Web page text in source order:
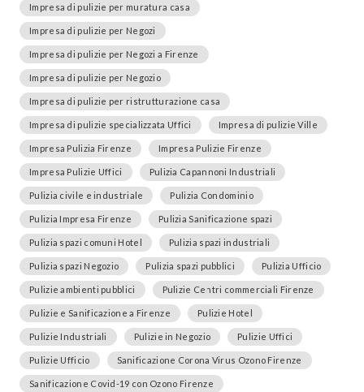
Impresa di pulizie per muratura casa
Impresa di pulizie per Negozi
Impresa di pulizie per Negozi a Firenze
Impresa di pulizie per Negozio
Impresa di pulizie per ristrutturazione casa
Impresa di pulizie specializzata Uffici Impresa di pulizie Ville
Impresa Pulizia Firenze Impresa Pulizie Firenze
Impresa Pulizie Uffici Pulizia Capannoni Industriali
Pulizia civile e industriale Pulizia Condominio
Pulizia Impresa Firenze Pulizia Sanificazione spazi
Pulizia spazi comuni Hotel Pulizia spazi industriali
Pulizia spazi Negozio Pulizia spazi pubblici Pulizia Ufficio
Pulizie ambienti pubblici Pulizie Centri commerciali Firenze
Pulizie e Sanificazione a Firenze Pulizie Hotel
Pulizie Industriali Pulizie in Negozio Pulizie Uffici
Pulizie Ufficio Sanificazione Corona Virus Ozono Firenze
Sanificazione Covid-19 con Ozono Firenze